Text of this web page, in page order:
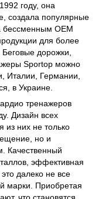
году, она
создала популярные
бессменным ОЕМ
для более
дорожки,
Sportop можно
Италии, Германии,
в Украине.
тренажеров
Дизайн всех
из них не только
но и
Качественный
эффективная
далеко не все
марки. Приобретая